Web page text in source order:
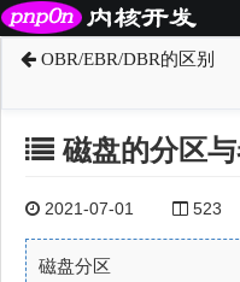
OBR/EBR/DBR的区别
磁盘的分区
2021-07-01 523
磁盘分区